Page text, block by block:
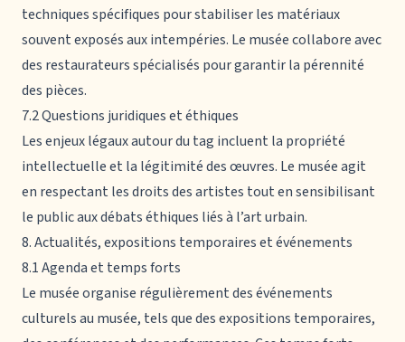
techniques spécifiques pour stabiliser les matériaux
souvent exposés aux intempéries. Le musée collabore avec
des restaurateurs spécialisés pour garantir la pérennité
des pièces.
7.2 Questions juridiques et éthiques
Les enjeux légaux autour du tag incluent la propriété
intellectuelle et la légitimité des œuvres. Le musée agit
en respectant les droits des artistes tout en sensibilisant
le public aux débats éthiques liés à l’art urbain.
8. Actualités, expositions temporaires et événements
8.1 Agenda et temps forts
Le musée organise régulièrement des événements
culturels au musée, tels que des expositions temporaires,